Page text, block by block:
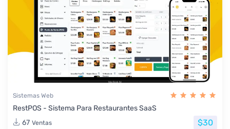
Sistemas Web
RestPOS - Sistema Para Restaurantes SaaS
67 Ventas $30